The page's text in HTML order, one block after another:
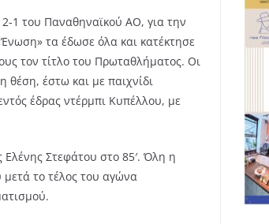
1 του Παναθηναϊκού ΑΟ, για την
τα έδωσε όλα και κατέκτησε
τον τίτλο του Πρωταθλήματος. Οι
θέση, έστω και με παιχνίδι
έδρας ντέρμπι Κυπέλλου, με
Ελένης Στεφάτου στο 85′. Όλη η
το τέλος του αγώνα